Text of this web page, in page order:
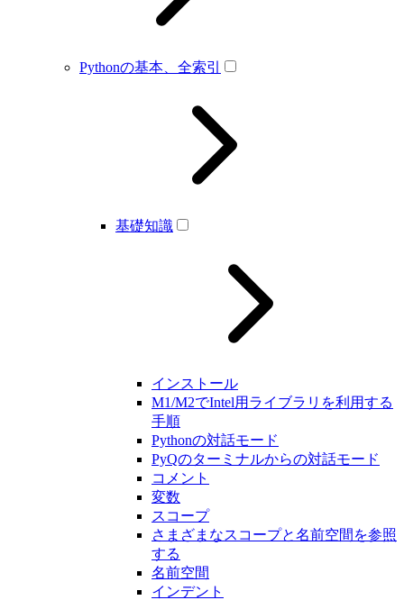
Pythonの基本、全索引
基礎知識
インストール
M1/M2でIntel用ライブラリを利用する
手順
Pythonの対話モード
PyQのターミナルからの対話モード
コメント
変数
スコープ
さまざまなスコープと名前空間を参照
する
名前空間
インデント